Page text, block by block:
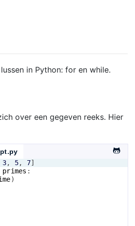
in Python: for en while.
over een gegeven reeks. Hier
3, 5, 7]
primes :
)